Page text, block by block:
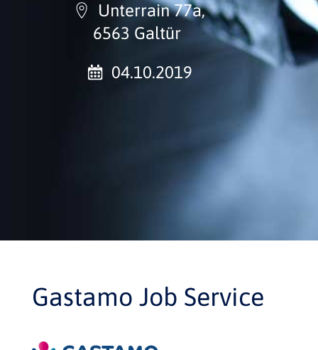
Unterrain 77a,
6563 Galtür
04.10.2019
Gastamo Job Service